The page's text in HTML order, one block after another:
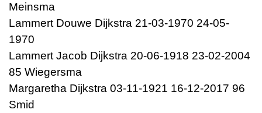
Meinsma
Lammert Douwe Dijkstra 21-03-1970 24-05-
1970
Lammert Jacob Dijkstra 20-06-1918 23-02-2004
85 Wiegersma
Margaretha Dijkstra 03-11-1921 16-12-2017 96
Smid